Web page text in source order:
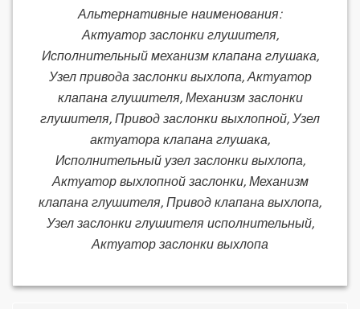
Альтернативные наименования:
Актуатор заслонки глушителя,
Исполнительный механизм клапана глушака,
Узел привода заслонки выхлопа, Актуатор
клапана глушителя, Механизм заслонки
глушителя, Привод заслонки выхлопной, Узел
актуатора клапана глушака,
Исполнительный узел заслонки выхлопа,
Актуатор выхлопной заслонки, Механизм
клапана глушителя, Привод клапана выхлопа,
Узел заслонки глушителя исполнительный,
Актуатор заслонки выхлопа